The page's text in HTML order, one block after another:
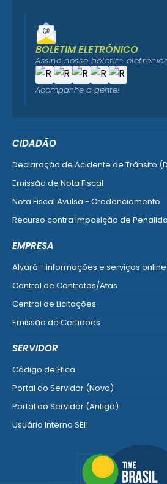
CIDADÃO
Declaração de Acidente de Trânsito
Emissão de Nota Fiscal
Nota Fiscal Avulsa - Credenciamento
Recurso contra Imposição de
EMPRESA
Alvará - informações e serviços online
Central de Contratos/Atas
Central de Licitações
Emissão de Certidões
SERVIDOR
Código de Ética
Portal do Servidor (Novo)
Portal do Servidor (Antigo)
Usuário Interno SEI!
Portal do Segurado
BOLETIM ELETRÔNICO
Assine nosso boletim
Acompanhe a gente!